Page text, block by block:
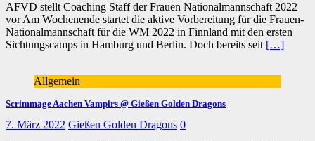
AFVD stellt Coaching Staff der Frauen Nationalmannschaft 2022
vor Am Wochenende startet die aktive Vorbereitung für die Frauen-
Nationalmannschaft für die WM 2022 in Finnland mit den ersten
Sichtungscamps in Hamburg und Berlin. Doch bereits seit […]
Allgemein
Scrimmage Aachen Vampirs @ Gießen Golden Dragons
7. März 2022 Gießen Golden Dragons 0